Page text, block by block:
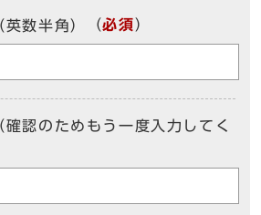
数半角） （必須）
確認のためもう一度入力してく